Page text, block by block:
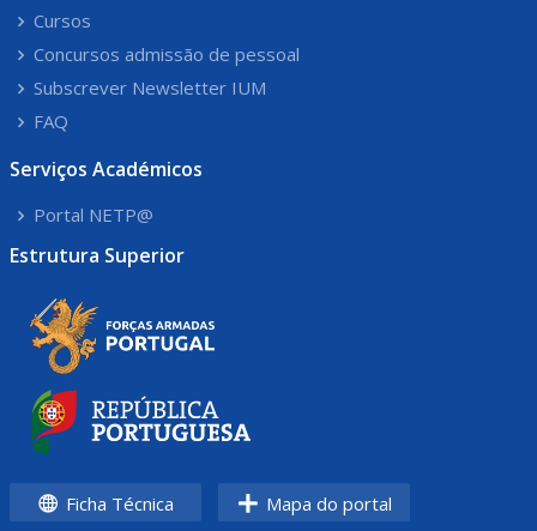
Cursos
Concursos admissão de pessoal
Subscrever Newsletter IUM
FAQ
Serviços Académicos
Portal NETP@
Estrutura Superior
Ficha Técnica Mapa do portal